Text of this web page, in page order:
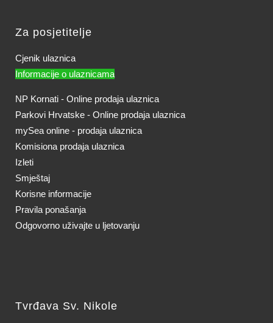
Za posjetitelje
Cjenik ulaznica
Informacije o ulaznicama
NP Kornati - Online prodaja ulaznica
Parkovi Hrvatske - Online prodaja ulaznica
mySea online - prodaja ulaznica
Komisiona prodaja ulaznica
Izleti
Smještaj
Korisne informacije
Pravila ponašanja
Odgovorno uživajte u ljetovanju
Tvrđava Sv. Nikole